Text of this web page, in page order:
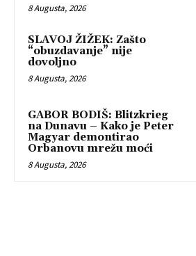
8 Augusta, 2026
SLAVOJ ŽIŽEK: Zašto
“obuzdavanje” nije
dovoljno
8 Augusta, 2026
GABOR BODIŠ: Blitzkrieg
na Dunavu – Kako je Peter
Magyar demontirao
Orbanovu mrežu moći
8 Augusta, 2026